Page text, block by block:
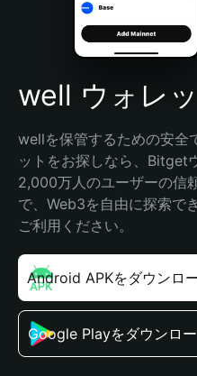
Português (Brasil)
Español (Argentina)
well ウォレ
wellを保管するための安全
ットをお探しなら、Bitget
2,000万人のユーザーの信
で、Web3を自由に探索で
ご利用ください。
Android APKをダウンロ
Google Playをダウンロ